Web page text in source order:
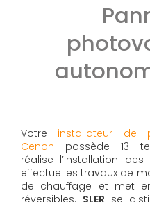
Votre installateur de
Cenon possède 13
réalise l’installation
effectue les travaux de
de chauffage et met
réversibles. SLER se